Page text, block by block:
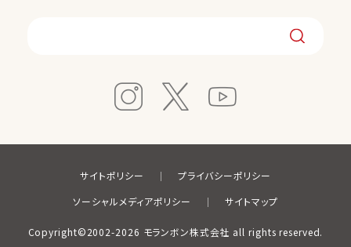
Copyright©2002-2026 モランボン株式会社 all rights reserved.
サイトポリシー
プライバシーポリシー
ソーシャルメディアポリシー
サイトマップ